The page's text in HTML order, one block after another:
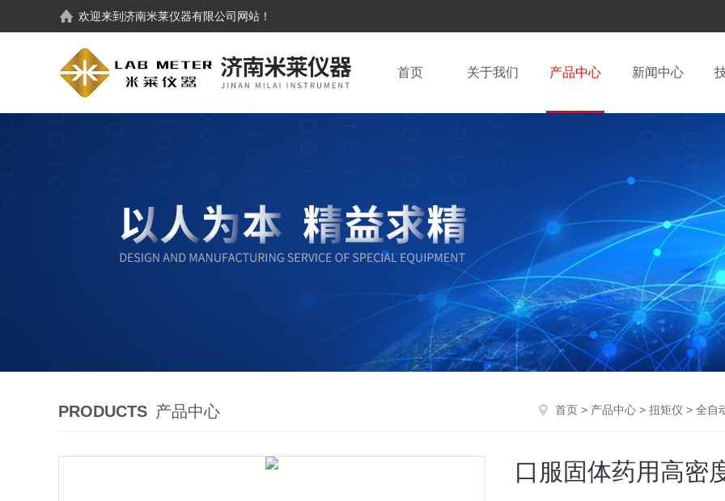
欢迎来到济南米莱仪器有限公司 网站！
首页 关于我们 产品中心 新闻中心
PRODUCTS 产品中心 首页 > 产品中心 > 扭矩仪 > 全自
口服固体药用高密